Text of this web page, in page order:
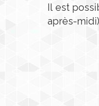
Il est
après-